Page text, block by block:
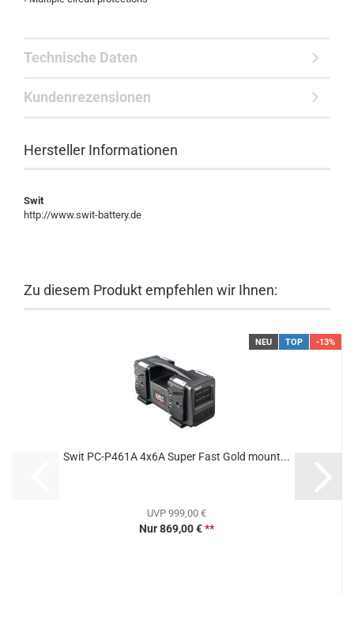
Technische Daten
Kundenrezensionen
Hersteller Informationen
Swit
http://www.swit-battery.de
Zu diesem Produkt empfehlen wir Ihnen:
NEU TOP -13%
Swit PC-P461A 4x6A Super Fast Gold mount...
UVP 999,00 €
Nur 869,00 €**